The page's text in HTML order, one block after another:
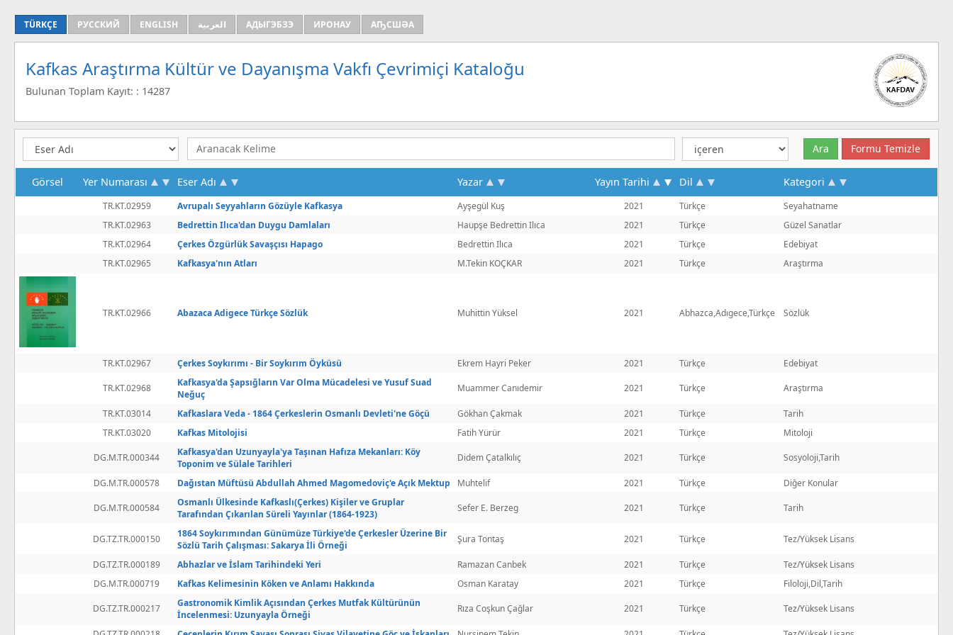
TÜRKÇE РУССКИЙ ENGLISH العربية АДЫГЭБЗЭ ИРОНАУ АҦСШӘА
Kafkas Araştırma Kültür ve Dayanışma Vakfı Çevrimiçi Kataloğu
Bulunan Toplam Kayıt: : 14287
Görsel Yer Numarası Eser Adı Yazar Yayın Tarihi Dil Kategori
TR.KT.02959 Avrupalı Seyyahların Gözüyle Kafkasya Ayşegül Kuş 2021 Türkçe
Seyahatname
TR.KT.02963
Bedrettin Ilıca'dan Duygu Damlaları Haupşe Bedrettin Ilıca 2021 Türkçe
Güzel Sanatlar
TR.KT.02964
Çerkes Özgürlük Savaşçısı Hapago Bedrettin Ilıca 2021 Türkçe
Edebiyat
TR.KT.02965
Kafkasya'nın Atları M.Tekin KOÇKAR 2021 Türkçe Araştırma
TR.KT.02966 Abazaca Adigece Türkçe Sözlük Muhittin Yüksel 2021 Abhazca,Adıgece,Türkçe Sözlük
TR.KT.02967 Çerkes Soykırımı - Bir Soykırım Öyküsü Ekrem Hayri Peker 2021 Türkçe Edebiyat
TR.KT.02968
Kafkasya'da Şapsığların Var Olma Mücadelesi ve Yusuf Suad
Neğuç
Muammer Canıdemir 2021 Türkçe Araştırma
TR.KT.03014 Kafkaslara Veda - 1864 Çerkeslerin Osmanlı Devleti'ne Göçü Gökhan Çakmak 2021 Türkçe
Tarih
TR.KT.03020
Kafkas Mitolojisi Fatih Yürür 2021 Türkçe Mitoloji
DG.M.TR.000344
Kafkasya'dan Uzunyayla'ya Taşınan Hafıza Mekanları: Köy
Toponim ve Sülale Tarihleri
Didem Çatalkılıç 2021 Türkçe Sosyoloji,Tarih
DG.M.TR.000578 Dağıstan Müftüsü Abdullah Ahmed Magomedoviç'e Açık Mektup Muhtelif 2021 Türkçe Diğer Konular
DG.M.TR.000584
Osmanlı Ülkesinde Kafkaslı(Çerkes) Kişiler ve Gruplar
Tarafından Çıkarılan Süreli Yayınlar (1864-1923)
Sefer E. Berzeg 2021 Türkçe Tarih
DG.TZ.TR.000150
1864 Soykırımından Günümüze Türkiye'de Çerkesler Üzerine Bir
Sözlü Tarih Çalışması: Sakarya İli Örneği
Şura Tontaş 2021 Türkçe Tez/Yüksek Lisans
DG.TZ.TR.000189 Abhazlar ve İslam Tarihindeki Yeri Ramazan Canbek 2021 Türkçe
Tez/Yüksek Lisans
DG.M.TR.000719
Kafkas Kelimesinin Köken ve Anlamı Hakkında Osman Karatay 2021 Türkçe Filoloji,Dil,Tarih
DG.TZ.TR.000217
Gastronomik Kimlik Açısından Çerkes Mutfak Kültürünün
İncelenmesi: Uzunyayla Örneği
Rıza Coşkun Çağlar 2021 Türkçe Tez/Yüksek Lisans